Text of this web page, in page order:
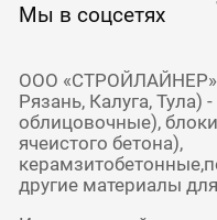
Мы в соцсетях
ООО «СТРОЙЛАЙНЕР»
Рязань, Калуга, Тула)
облицовочные),
ячеистого бетона),
другие материалы